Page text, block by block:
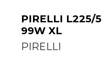
PIRELLI L225/
99W XL
PIRELLI